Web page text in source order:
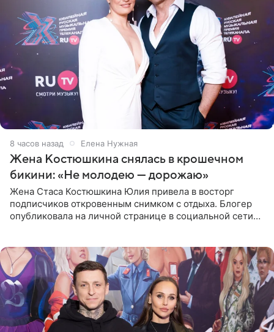
8 часов назад Елена Нужная
Жена Костюшкина снялась в крошечном
бикини: «Не молодею — дорожаю»
Жена Стаса Костюшкина Юлия привела в восторг
подписчиков откровенным снимком с отдыха. Блогер
опубликовала на личной странице в социальной сети